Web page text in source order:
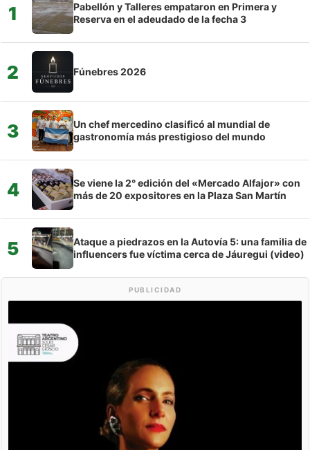
1
Pabellón y Talleres empataron en Primera y
Reserva en el adeudado de la fecha 3
2 Fúnebres 2026
3
Un chef mercedino clasificó al mundial de
gastronomía más prestigioso del mundo
4
Se viene la 2° edición del «Mercado Alfajor» con
más de 20 expositores en la Plaza San Martín
5
Ataque a piedrazos en la Autovía 5: una familia de
influencers fue víctima cerca de Jáuregui (video)
PUBLICIDAD